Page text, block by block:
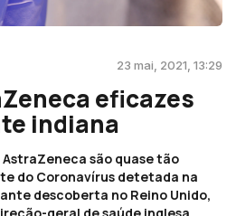
23 mai, 2021, 13:29
eficazes
indiana
AstraZeneca são quase tão
do Coronavírus detetada na
descoberta no Reino Unido,